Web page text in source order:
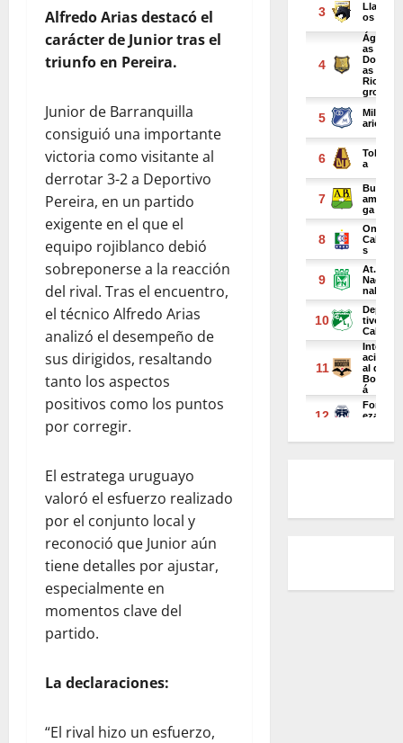
Alfredo Arias destacó el
carácter de Junior tras el
triunfo en Pereira.
Junior de Barranquilla
consiguió una importante
victoria como visitante al
derrotar 3-2 a Deportivo
Pereira, en un partido
exigente en el que el
equipo rojiblanco debió
sobreponerse a la reacción
del rival. Tras el encuentro,
el técnico Alfredo Arias
analizó el desempeño de
sus dirigidos, resaltando
tanto los aspectos
positivos como los puntos
por corregir.
El estratega uruguayo
valoró el esfuerzo realizado
por el conjunto local y
reconoció que Junior aún
tiene detalles por ajustar,
especialmente en
momentos clave del
partido.
La declaraciones:
“El rival hizo un esfuerzo,